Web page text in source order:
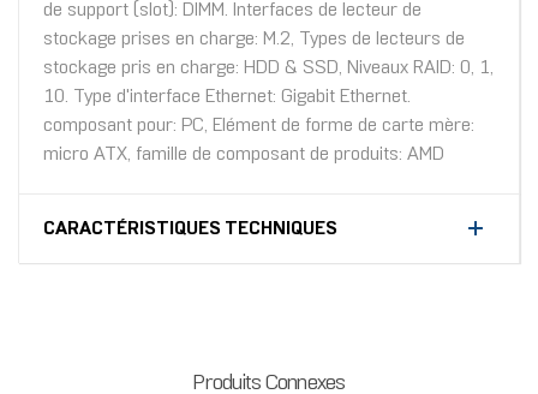
de support (slot): DIMM. Interfaces de lecteur de
stockage prises en charge: M.2, Types de lecteurs de
stockage pris en charge: HDD & SSD, Niveaux RAID: 0, 1,
10. Type d'interface Ethernet: Gigabit Ethernet.
composant pour: PC, Elément de forme de carte mère:
micro ATX, famille de composant de produits: AMD
CARACTÉRISTIQUES TECHNIQUES
Produits Connexes